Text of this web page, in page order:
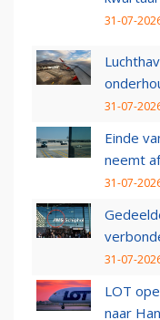
31-07-
31-07-
Einde
neemt
31-07-
31-07-
LOT
naar